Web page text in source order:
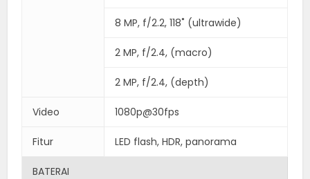
8 MP, f/2.2, 118˚ (ultrawide)
2 MP, f/2.4, (macro)
2 MP, f/2.4, (depth)
Video 1080p@30fps
Fitur LED flash, HDR, panorama
BATERAI